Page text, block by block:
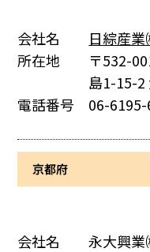
会社名
日綜産
所在地
〒532-
島1-15-2
電話番号
06-
京都府
会社名
永大興業